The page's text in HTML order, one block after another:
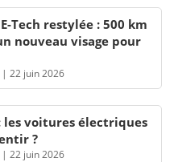
Tech restylée : 500 km
nouveau visage pour
| 22 juin 2026
les voitures électriques
?
| 22 juin 2026